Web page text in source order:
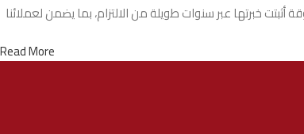
خبرتها عبر سنوات طويلة من الالتزام، بما يضمن لعملائنا
Read More